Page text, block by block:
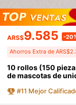
ARS$9.585 -
Ahorros Extra de
10 rollos (150
de mascotas de
suministros
#11 Mejor